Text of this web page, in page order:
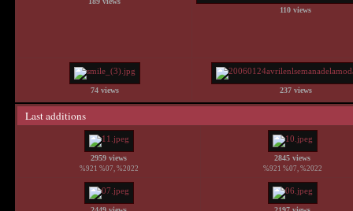
110 views
74 views 237 views
Last additions
2959 views
%921 %07, %2022
2845 views
%921 %07, %2022